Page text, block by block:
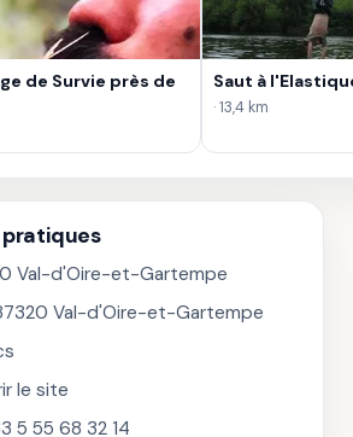
de Survie près de
Saut à
· 13,4 km
Val-d'Oire-et-Gartempe
Val-d'Oire-et-Gartempe
le site
5 55 68 32 14